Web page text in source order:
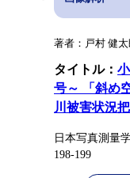
著者：戸村 健
タイトル：
号～ 「斜め
川被害状況把
日本写真測量
198-199